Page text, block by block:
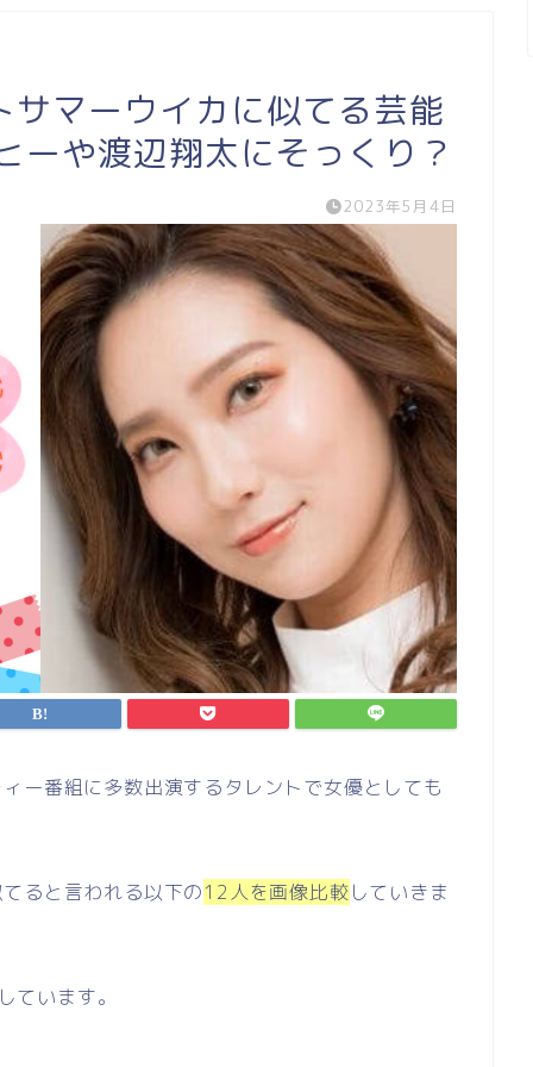
サマーウイカに似てる芸能
ーや渡辺翔太にそっくり？
2023年5月4日
ー番組に多数出演するタレントで女優としても
ると言われる以下の12人を画像比較していきま
ています。